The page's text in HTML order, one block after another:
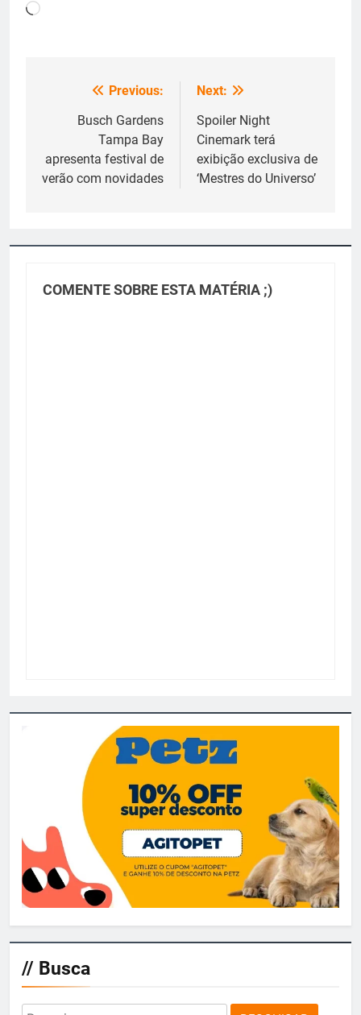
Carregando...
Navegação
Post
Previous:
Busch Gardens
Tampa Bay
apresenta festival de
verão com novidades
Next:
Spoiler Night
Cinemark terá
exibição exclusiva de
‘Mestres do Universo’
COMENTE SOBRE ESTA MATÉRIA ;)
// Busca